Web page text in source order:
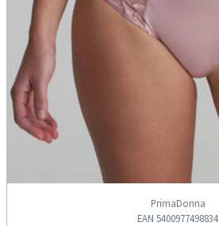
PrimaDonna
EAN 5400977498834